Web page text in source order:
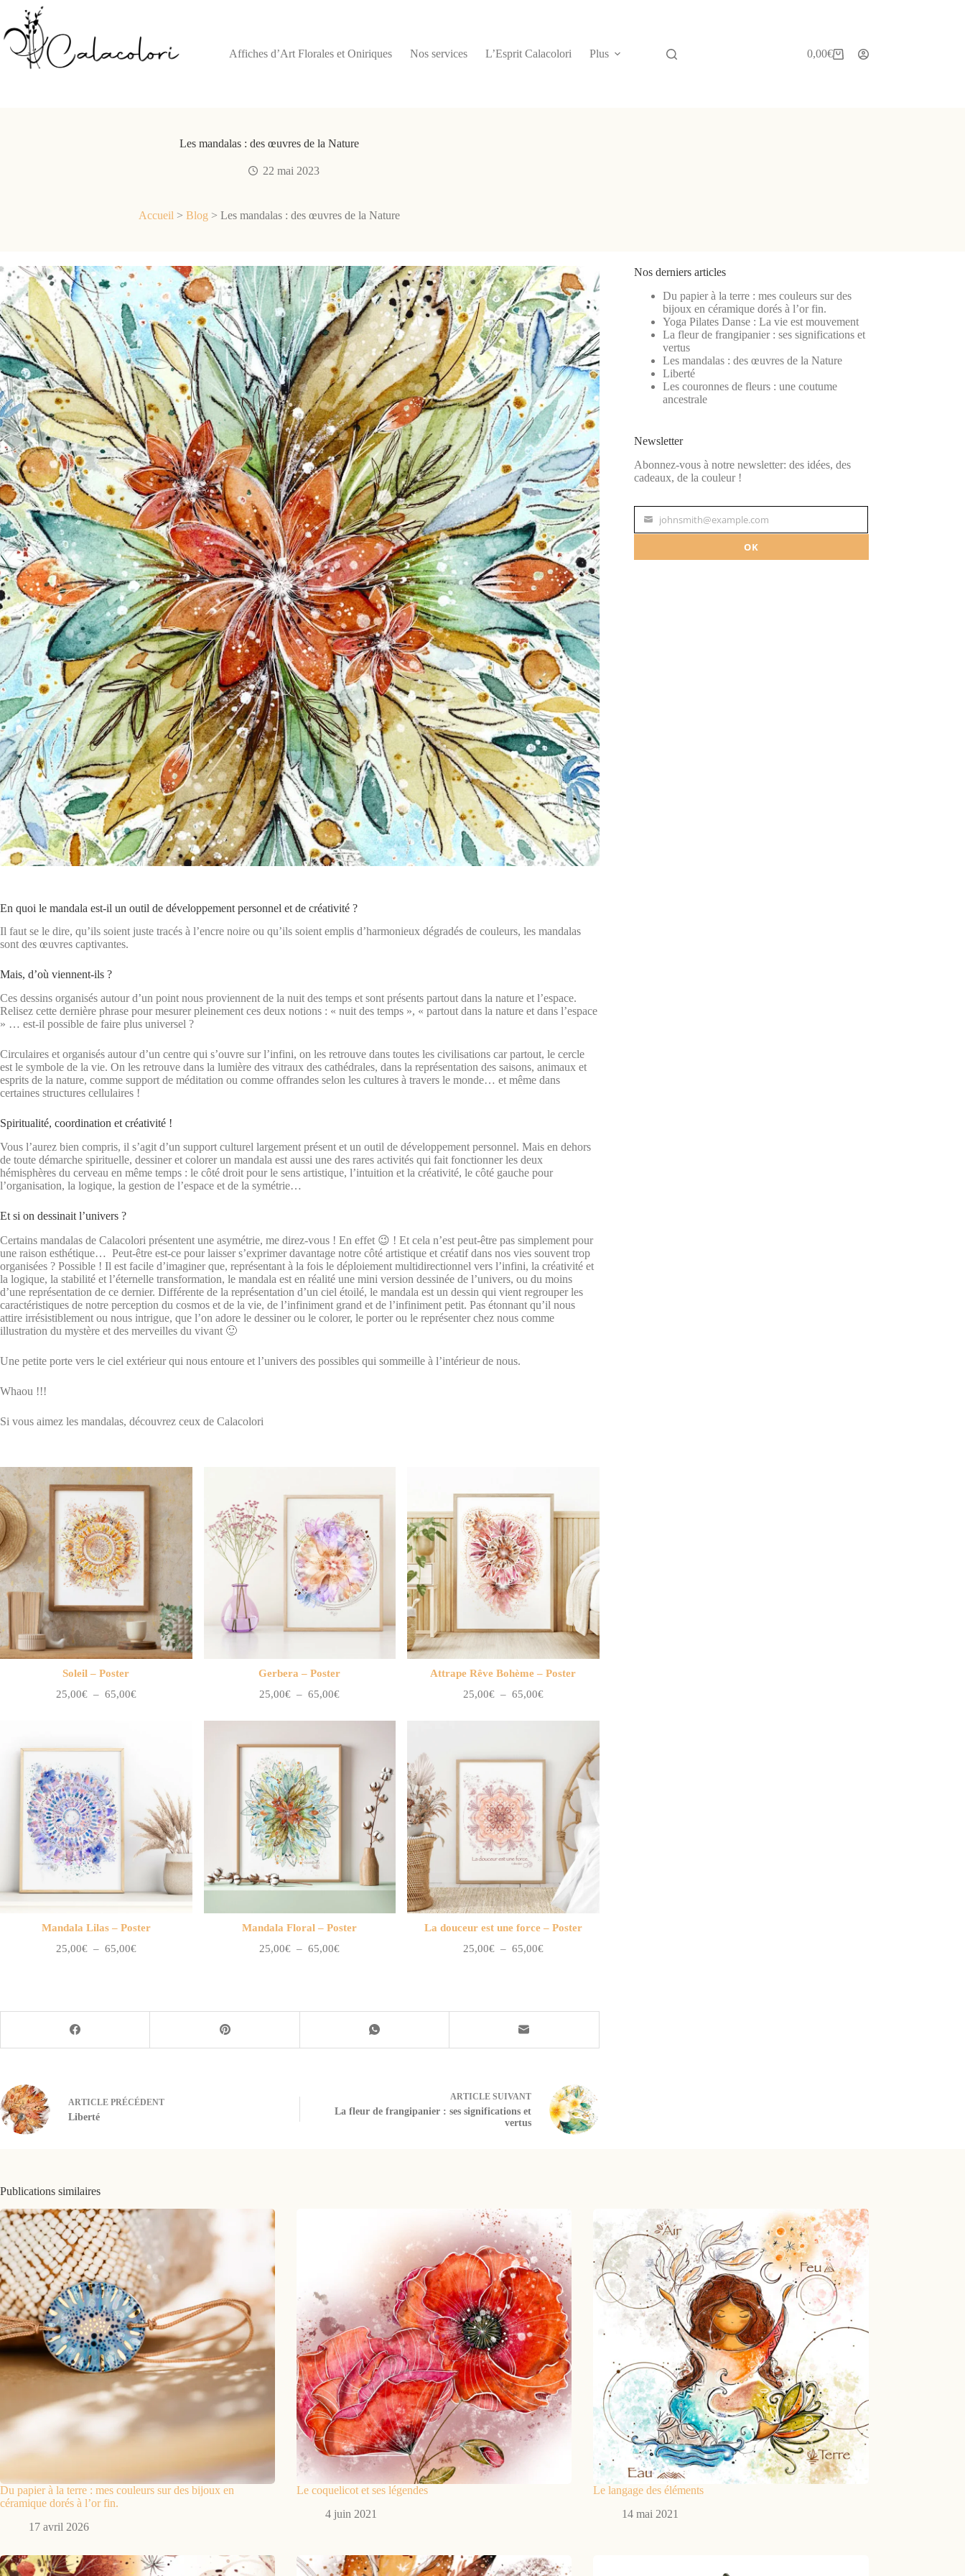
contenu
Affiches d’Art Florales et Oniriques
Nos services L’Esprit Calacolori Plus
Panier
0,00€
Les mandalas : des œuvres de la Nature
22 mai 2023
Accueil > Blog > Les mandalas : des œuvres de la Nature
En quoi le mandala est-il un outil de développement personnel et de créativité ?
Il faut se le dire, qu’ils soient juste tracés à l’encre noire ou qu’ils soient emplis d’harmonieux dégradés de couleurs, les mandalas
sont des œuvres captivantes.
Mais, d’où viennent-ils ?
Ces dessins organisés autour d’un point nous proviennent de la nuit des temps et sont présents partout dans la nature et l’espace.
Relisez cette dernière phrase pour mesurer pleinement ces deux notions : « nuit des temps », « partout dans la nature et dans l’espace
» … est-il possible de faire plus universel ?
Circulaires et organisés autour d’un centre qui s’ouvre sur l’infini, on les retrouve dans toutes les civilisations car partout, le cercle
est le symbole de la vie. On les retrouve dans la lumière des vitraux des cathédrales, dans la représentation des saisons, animaux et
esprits de la nature, comme support de méditation ou comme offrandes selon les cultures à travers le monde… et même dans
certaines structures cellulaires !
Spiritualité, coordination et créativité !
Vous l’aurez bien compris, il s’agit d’un support culturel largement présent et un outil de développement personnel. Mais en dehors
de toute démarche spirituelle, dessiner et colorer un mandala est aussi une des rares activités qui fait fonctionner les deux
hémisphères du cerveau en même temps : le côté droit pour le sens artistique, l’intuition et la créativité, le côté gauche pour
l’organisation, la logique, la gestion de l’espace et de la symétrie…
Et si on dessinait l’univers ?
Certains mandalas de Calacolori présentent une asymétrie, me direz-vous ! En effet 😉 ! Et cela n’est peut-être pas simplement pour
une raison esthétique… Peut-être est-ce pour laisser s’exprimer davantage notre côté artistique et créatif dans nos vies souvent trop
organisées ? Possible ! Il est facile d’imaginer que, représentant à la fois le déploiement multidirectionnel vers l’infini, la créativité et
la logique, la stabilité et l’éternelle transformation, le mandala est en réalité une mini version dessinée de l’univers, ou du moins
d’une représentation de ce dernier. Différente de la représentation d’un ciel étoilé, le mandala est un dessin qui vient regrouper les
caractéristiques de notre perception du cosmos et de la vie, de l’infiniment grand et de l’infiniment petit. Pas étonnant qu’il nous
attire irrésistiblement ou nous intrigue, que l’on adore le dessiner ou le colorer, le porter ou le représenter chez nous comme
illustration du mystère et des merveilles du vivant 🙂
Une petite porte vers le ciel extérieur qui nous entoure et l’univers des possibles qui sommeille à l’intérieur de nous.
Whaou !!!
Si vous aimez les mandalas, découvrez ceux de Calacolori
Soleil – Poster
25,00€ – 65,00€Plage
Gerbera – Poster
25,00€ – 65,00€Plage
prix :
à
Attrape Rêve Bohème – Poster
25,00€ – 65,00€Plage
prix :
Mandala Lilas – Poster
25,00€ – 65,00€Plage
65,00€
Mandala Floral – Poster
25,00€ – 65,00€
65,00€
La douceur est une force – Poster
25,00€ – 65,00€Plage
65,00€
ARTICLE PRÉCÉDENT
Liberté
ARTICLESUIVANT
La fleur de frangipanier : ses significations et
vertus
Nos derniers articles
Du papier à la terre : mes couleurs sur des
bijoux en céramique dorés à l’or fin.
Yoga Pilates Danse : La vie est mouvement
La fleur de frangipanier : ses significations et
vertus
Les mandalas : des œuvres de la Nature
Liberté
Les couronnes de fleurs : une coutume
ancestrale
Newsletter
Abonnez-vous à notre newsletter: des idées, des
cadeaux, de la couleur !
Your
email
johnsmith@example.com
OK
Publications similaires
Du papier à la terre : mes couleurs sur des bijoux en
céramique dorés à l’or fin.
17 avril 2026
Le coquelicot et ses légendes
4 juin 2021
Le langage des éléments
14 mai 2021